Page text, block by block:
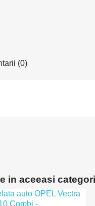
(0)
in aceeasi